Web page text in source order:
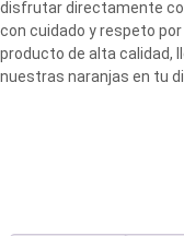
disfrutar directamente
con cuidado y respeto
producto de alta calidad,
nuestras naranjas en tu